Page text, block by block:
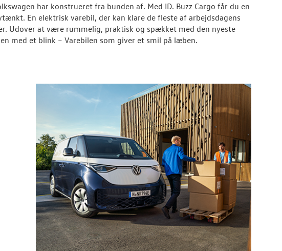
har konstrueret fra bunden af. Med ID. Buzz Cargo får du en
En elektrisk varebil, der kan klare de fleste af arbejdsdagens
Udover at være rummelig, praktisk og spækket med den nyeste
med et blink – Varebilen som giver et smil på læben.